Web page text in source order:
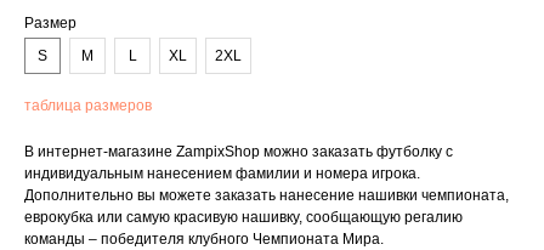
Размер
S
M L XL 2XL
таблица размеров
В интернет-магазине ZampixShop можно заказать футболку с
индивидуальным нанесением фамилии и номера игрока.
Дополнительно вы можете заказать нанесение нашивки чемпионата,
еврокубка или самую красивую нашивку, сообщающую регалию
команды – победителя клубного Чемпионата Мира.